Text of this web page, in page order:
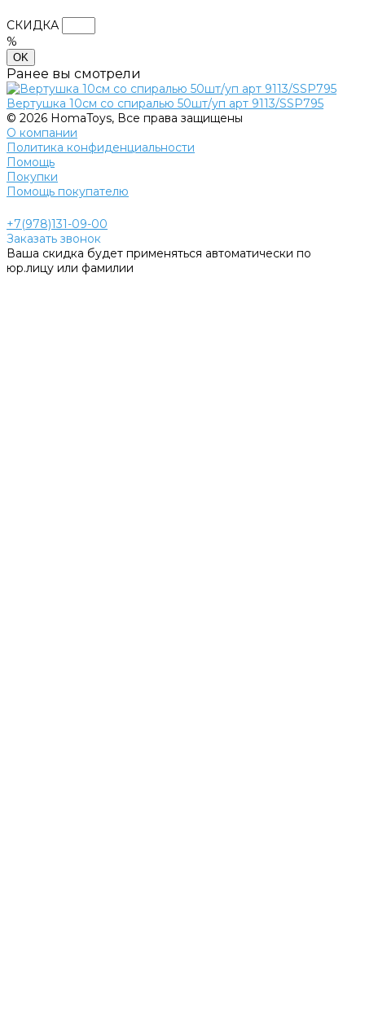
СКИДКА
%
OK
Ранее вы смотрели
Вертушка 10см со спиралью 50шт/уп арт 9113/SSP795
© 2026 HomaToys, Все права защищены
О компании
Политика конфиденциальности
Помощь
Покупки
Помощь покупателю
+7(978)131-09-00
Заказать звонок
Ваша скидка будет применяться автоматически по
юр.лицу или фамилии